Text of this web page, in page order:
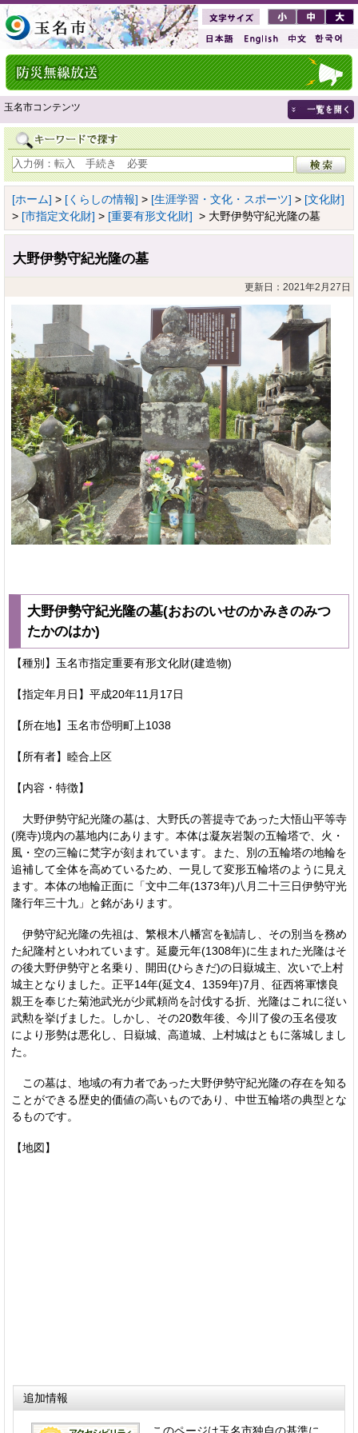
玉名市コンテンツ
[ホーム] > [くらしの情報] > [生涯学習・文化・スポーツ] > [文化財]
> [市指定文化財] > [重要有形文化財] > 大野伊勢守紀光隆の墓
大野伊勢守紀光隆の墓
更新日：2021年2月27日
大野伊勢守紀光隆の墓(おおのいせのかみきのみつ
たかのはか)
【種別】玉名市指定重要有形文化財(建造物)
【指定年月日】平成20年11月17日
【所在地】玉名市岱明町上1038
【所有者】睦合上区
【内容・特徴】
大野伊勢守紀光隆の墓は、大野氏の菩提寺であった大悟山平等寺
(廃寺)境内の墓地内にあります。本体は凝灰岩製の五輪塔で、火・
風・空の三輪に梵字が刻まれています。また、別の五輪塔の地輪を
追補して全体を高めているため、一見して変形五輪塔のように見え
ます。本体の地輪正面に「文中二年(1373年)八月二十三日伊勢守光
隆行年三十九」と銘があります。
伊勢守紀光隆の先祖は、繁根木八幡宮を勧請し、その別当を務め
た紀隆村といわれています。延慶元年(1308年)に生まれた光隆はそ
の後大野伊勢守と名乗り、開田(ひらきだ)の日嶽城主、次いで上村
城主となりました。正平14年(延文4、1359年)7月、征西将軍懐良
親王を奉じた菊池武光が少貮頼尚を討伐する折、光隆はこれに従い
武勲を挙げました。しかし、その20数年後、今川了俊の玉名侵攻
により形勢は悪化し、日嶽城、高道城、上村城はともに落城しまし
た。
この墓は、地域の有力者であった大野伊勢守紀光隆の存在を知る
ことができる歴史的価値の高いものであり、中世五輪塔の典型とな
るものです。
【地図】
追加情報